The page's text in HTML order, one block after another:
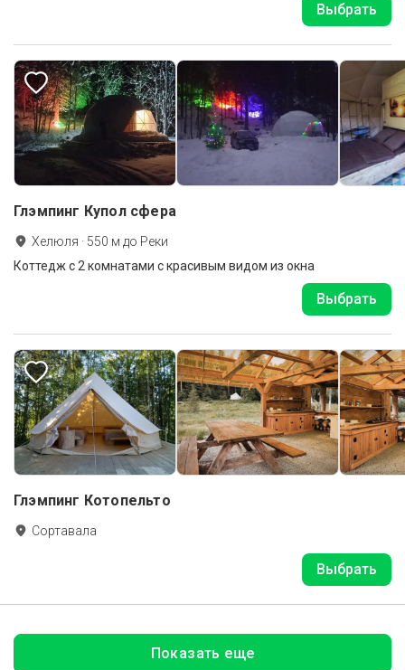
Выбрать
Глэмпинг Купол сфера
Хелюля · 550 м до Реки
Коттедж с 2 комнатами с красивым видом из окна
Выбрать
Глэмпинг Котопельто
Сортавала
Выбрать
Показать еще